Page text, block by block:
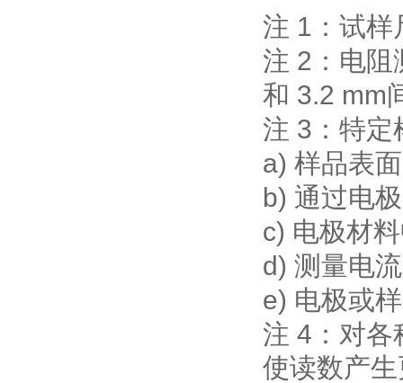
注 1 ：试
注 2 ：电
和 3.2 mm
注 3 ：特
a) 样品表
b) 通过电
c) 电极材
d) 测量电
e) 电极或
注 4 ：对
使读数产